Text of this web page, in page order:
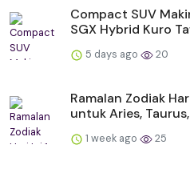
Compact SUV
SGX Hybrid Kuro
5 days ago 20
Ramalan Zodiak
untuk Aries, Taurus,
1 week ago 25